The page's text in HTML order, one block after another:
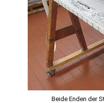
Beide Enden der